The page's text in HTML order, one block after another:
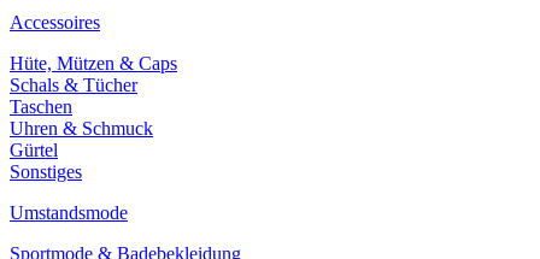
Accessoires
Hüte, Mützen & Caps
Schals & Tücher
Taschen
Uhren & Schmuck
Gürtel
Sonstiges
Umstandsmode
Sportmode & Badebekleidung